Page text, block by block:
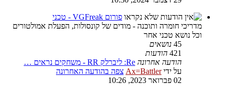
פורום VGFreak - טכני
מדריכי חומרה ותוכנה - מודים של קונסולות, הפעלת אמולטורים
וכל נושא טכני אחר
45 נושאים
421 הודעות
הודעה אחרונה Re: ליברלק RR - משחקים נראים …
על ידיAx=Battler צפה בהודעה האחרונה
02 פברואר 2023, 10:26